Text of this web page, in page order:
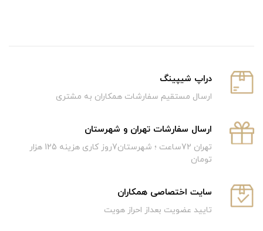
دراپ شیپینگ
ارسال مستقیم سفارشات همکاران به مشتری
ارسال سفارشات تهران و شهرستان
تهران 72ساعت ؛ شهرستان7روز کاری هزینه 125 هزار
تومان
سایت اختصاصی همکاران
تایید عضویت بعداز احراز هویت